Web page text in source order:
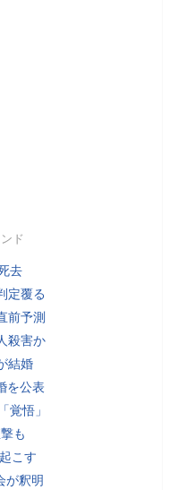
ド
去
定覆る
前予測
殺害か
結婚
を公表
覚悟」
も
こす
が釈明